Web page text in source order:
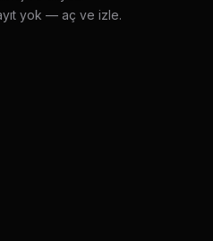
yok — aç ve izle.